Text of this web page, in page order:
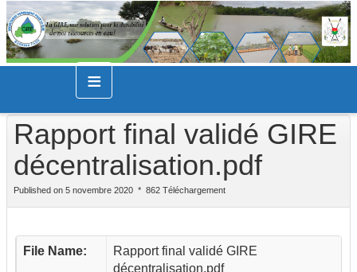
≡
Rapport final validé GIRE
décentralisation.pdf
Published on 5 novembre 2020 862 Téléchargement
File Name:
Rapport final validé GIRE
décentralisation.pdf